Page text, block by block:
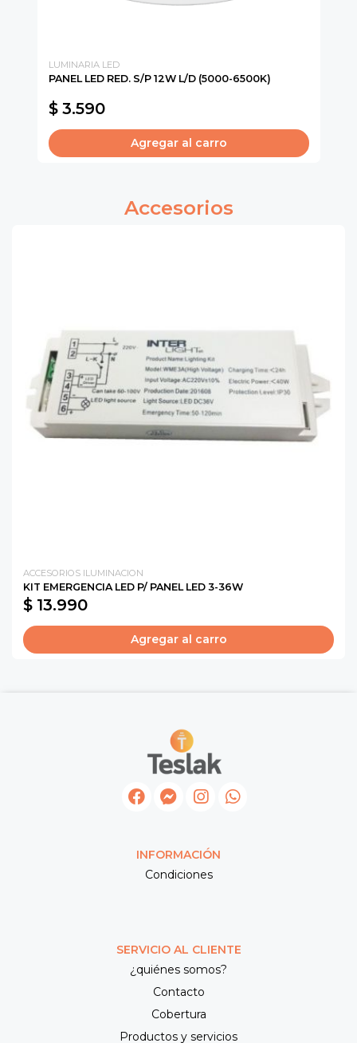
LUMINARIA LED
PANEL LED RED. S/P 12W L/D (5000-6500K)
$ 3.590
Agregar al carro
Accesorios
ACCESORIOS ILUMINACION
KIT EMERGENCIA LED P/ PANEL LED 3-36W
$ 13.990
Agregar al carro
INFORMACIÓN
Condiciones
SERVICIO AL CLIENTE
¿quiénes somos?
Contacto
Cobertura
Productos y servicios